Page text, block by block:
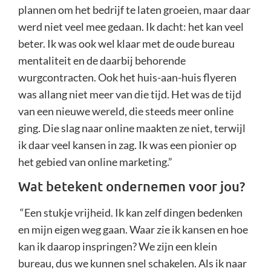
plannen om het bedrijf te laten groeien, maar daar
werd niet veel mee gedaan. Ik dacht: het kan veel
beter. Ik was ook wel klaar met de oude bureau
mentaliteit en de daarbij behorende
wurgcontracten. Ook het huis-aan-huis flyeren
was allang niet meer van die tijd. Het was de tijd
van een nieuwe wereld, die steeds meer online
ging. Die slag naar online maakten ze niet, terwijl
ik daar veel kansen in zag. Ik was een pionier op
het gebied van online marketing.”
Wat betekent ondernemen voor jou?
“Een stukje vrijheid. Ik kan zelf dingen bedenken
en mijn eigen weg gaan. Waar zie ik kansen en hoe
kan ik daarop inspringen? We zijn een klein
bureau, dus we kunnen snel schakelen. Als ik naar